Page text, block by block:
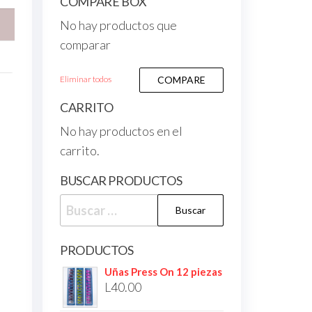
No hay productos que
comparar
Eliminar todos COMPARE
CARRITO
No hay productos en el
carrito.
BUSCAR PRODUCTOS
PRODUCTOS
Uñas Press On 12 piezas
L 40.00